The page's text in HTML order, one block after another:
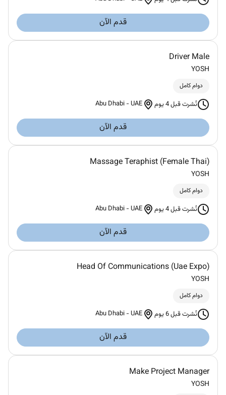
قدم الآن
Driver Male
YOSH
دوام كامل
نُشرت قبل 4 يوم Abu Dhabi -UAE
قدم الآن
Massage Teraphist (Female Thai)
YOSH
دوام كامل
نُشرت قبل 4 يوم Abu Dhabi -UAE
قدم الآن
Head Of Communications (Uae Expo)
YOSH
دوام كامل
نُشرت قبل 6 يوم Abu Dhabi -UAE
قدم الآن
Make Project Manager
YOSH